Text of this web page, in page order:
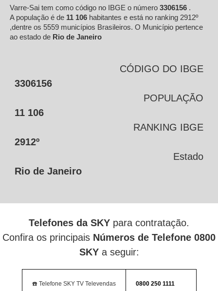
Varre-Sai tem como código no IBGE o número 3306156 .
A população é de 11 106 habitantes e está no ranking 2912º
,dentre os 5559 municípios Brasileiros. O Município pertence
ao estado de Rio de Janeiro
CÓDIGO DO IBGE
3306156
POPULAÇÃO
11 106
RANKING IBGE
2912º
Estado
Rio de Janeiro
Telefones da SKY para contratação.
Confira os principais Números de Telefone 0800
SKYa seguir:
☎️ Telefone SKY TV Televendas 0800 250 1111